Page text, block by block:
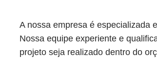
A nossa empresa é especializada
Nossa equipe experiente e
projeto seja realizado dentro do